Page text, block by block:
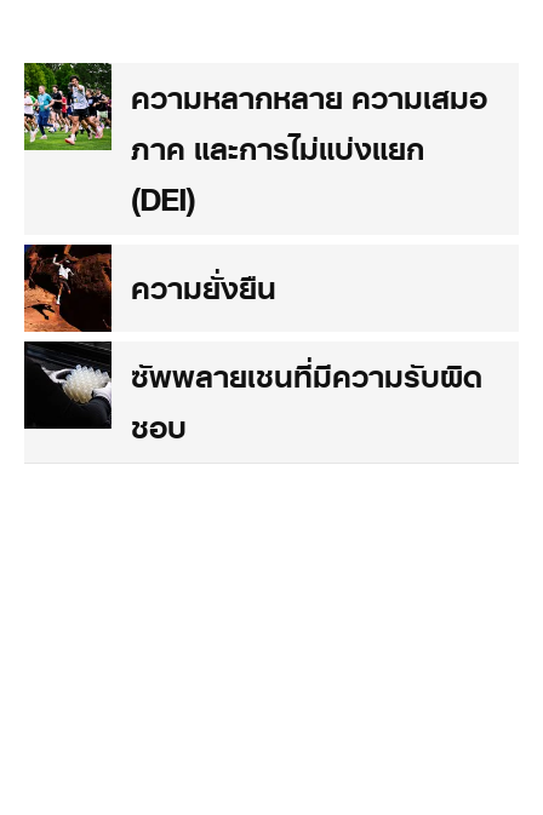
ความหลากหลาย ความเสมอ
ภาค และการไม่แบ่งแยก
(DEI)
ความยั่งยืน
ซัพพลายเชนที่มีความรับผิด
ชอบ